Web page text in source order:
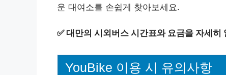
운 대여소를 손쉽게 찾아보세요.
✅대만의 시외버스 시간표와 요금을 자세히
YouBike 이용 시 유의사항